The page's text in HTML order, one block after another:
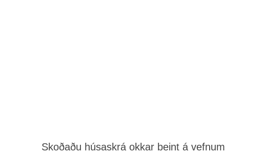
Skoðaðu húsaskrá okkar beint á vefnum